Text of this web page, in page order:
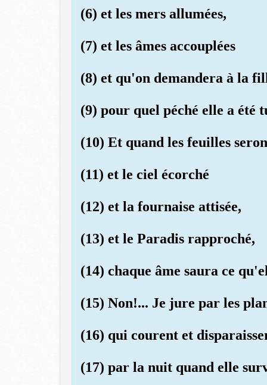
(6) et les mers allumées,
(7) et les âmes accouplées
(8) et qu'on demandera à la
(9) pour quel péché elle a été
(10) Et quand les feuilles
(11) et le ciel écorché
(12) et la fournaise attisée,
(13) et le Paradis rapproché,
(14) chaque âme saura ce
(15) Non!... Je jure par les
(16) qui courent et
(17) par la nuit quand elle